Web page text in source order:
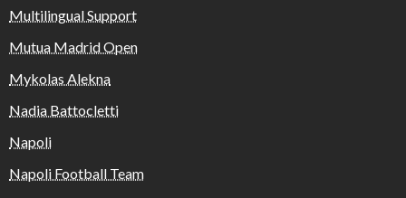
Multilingual Support
Mutua Madrid Open
Mykolas Alekna
Nadia Battocletti
Napoli
Napoli Football Team